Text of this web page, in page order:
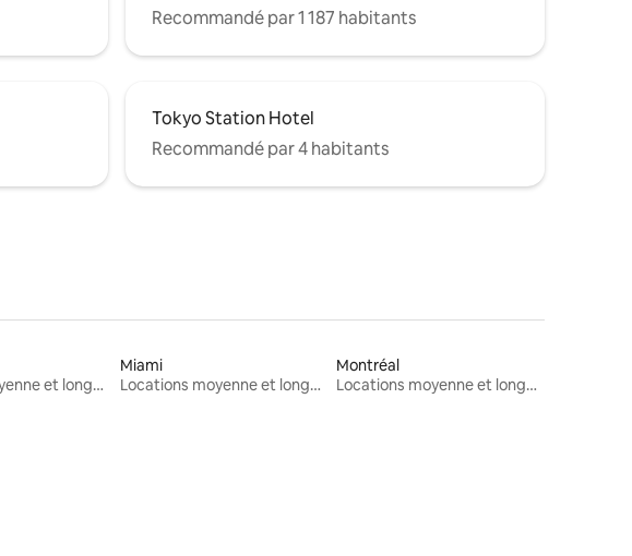
Recommandé par 1 187 habitants
Tokyo Station Hotel
Recommandé par 4 habitants
Locations moyenne et longue durée
Miami
Locations moyenne et longue durée
Montréal
Locations moyenne et longue durée